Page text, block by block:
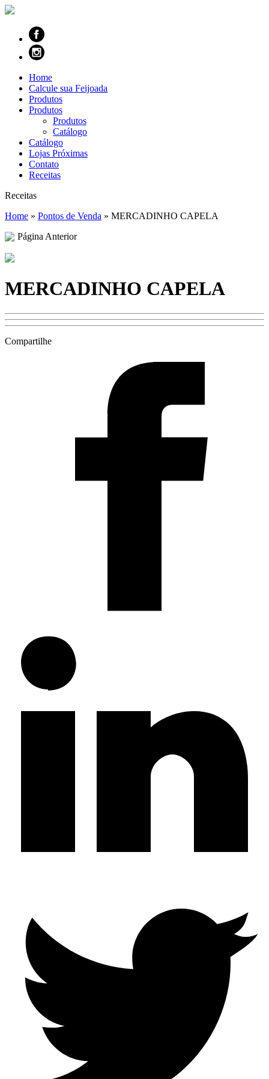
Home
Calcule sua Feijoada
Produtos
Produtos
Produtos
Catálogo
Catálogo
Lojas Próximas
Contato
Receitas
Receitas
Home » Pontos de Venda » MERCADINHO CAPELA
Página Anterior
MERCADINHO CAPELA
Compartilhe